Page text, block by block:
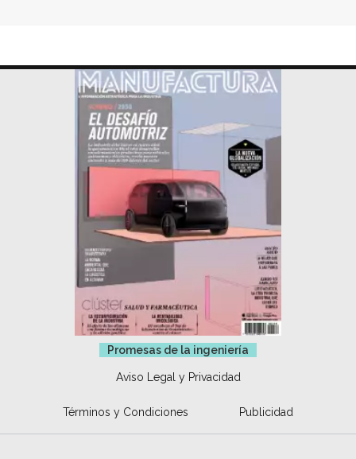
Promesas de la ingeniería
Aviso Legal y Privacidad
Términos y Condiciones Publicidad